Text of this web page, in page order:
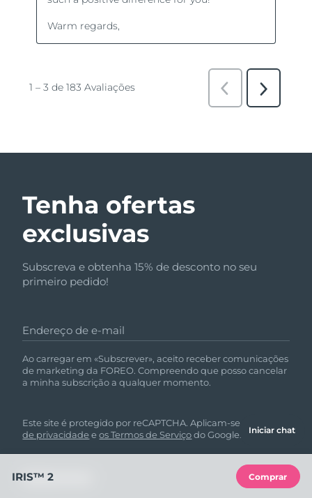
Tenha ofertas
exclusivas
Subscreva e obtenha 15% de desconto no seu
primeiro pedido!
Endereço de e-mail
Ao carregar em «Subscrever», aceito receber comunicações
de marketing da FOREO. Compreendo que posso cancelar
a minha subscrição a qualquer momento.
Este site é protegido por reCAPTCHA. Aplicam-se a
de privacidade eos Termos de Serviçodo Google. Iniciar chat
IRIS™ 2 Comprar